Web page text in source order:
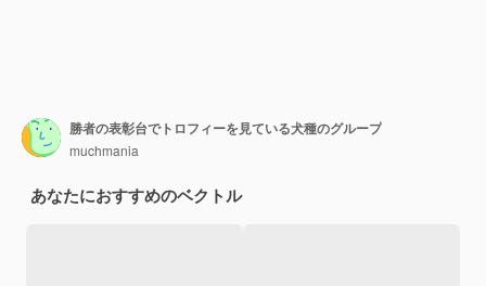
勝者の表彰台でトロフィーを見ている犬種のグループ
muchmania
あなたにおすすめのベクトル